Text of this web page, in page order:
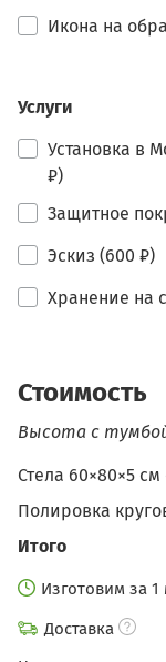
Икона на
Услуги
Установка в
₽)
Защитное
Эскиз (600 ₽)
Хранение на
Стоимость
Высота с
Стела 60×80×5 см
Полировка
Итого
Изготовим за 1
Доставка